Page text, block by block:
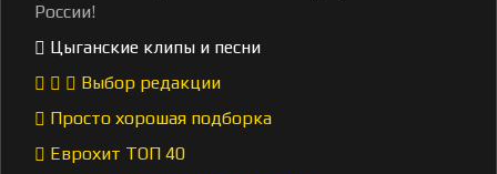
России!
Цыганские клипы и песни
Выбор редакции
Просто хорошая подборка
Еврохит ТОП 40